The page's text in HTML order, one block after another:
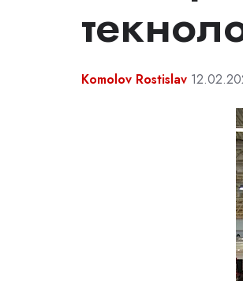
Komolov Rostislav